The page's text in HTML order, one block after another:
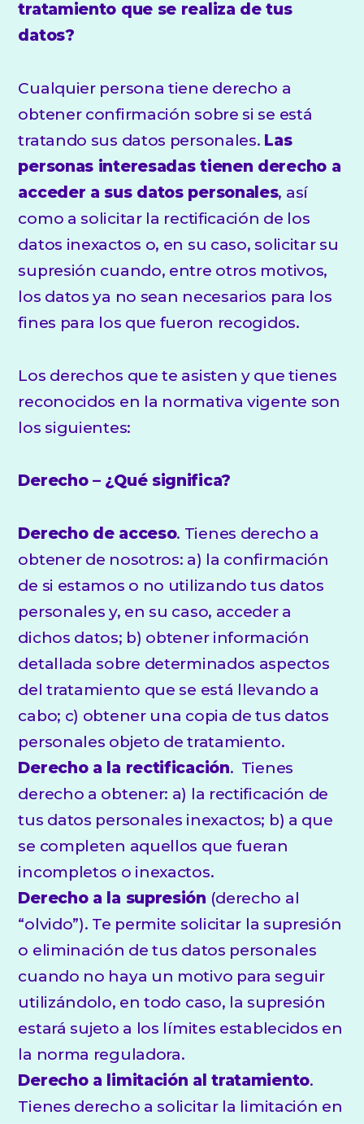
tratamiento que se realiza de tus
datos?
Cualquier persona tiene derecho a
obtener confirmación sobre si se está
tratando sus datos personales. Las
personas interesadas tienen derecho a
acceder a sus datos personales, así
como a solicitar la rectificación de los
datos inexactos o, en su caso, solicitar su
supresión cuando, entre otros motivos,
los datos ya no sean necesarios para los
fines para los que fueron recogidos.
Los derechos que te asisten y que tienes
reconocidos en la normativa vigente son
los siguientes:
Derecho – ¿Qué significa?
Derecho de acceso. Tienes derecho a
obtener de nosotros: a) la confirmación
de si estamos o no utilizando tus datos
personales y, en su caso, acceder a
dichos datos; b) obtener información
detallada sobre determinados aspectos
del tratamiento que se está llevando a
cabo; c) obtener una copia de tus datos
personales objeto de tratamiento.
Derecho a la rectificación. Tienes
derecho a obtener: a) la rectificación de
tus datos personales inexactos; b) a que
se completen aquellos que fueran
incompletos o inexactos.
Derecho a la supresión (derecho al
“olvido”). Te permite solicitar la supresión
o eliminación de tus datos personales
cuando no haya un motivo para seguir
utilizándolo, en todo caso, la supresión
estará sujeto a los límites establecidos en
la norma reguladora.
Derecho a limitación al tratamiento.
Tienes derecho a solicitar la limitación en